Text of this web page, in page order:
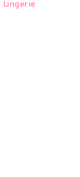
Lingerie